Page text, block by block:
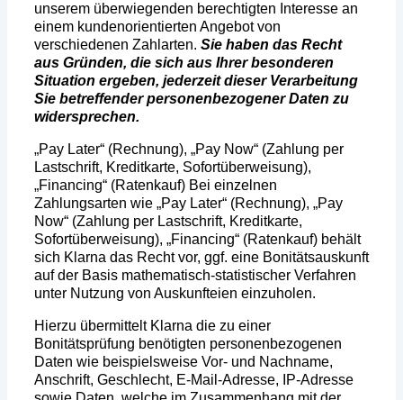
unserem überwiegenden berechtigten Interesse an
einem kundenorientierten Angebot von
verschiedenen Zahlarten. Sie haben das Recht
aus Gründen, die sich aus Ihrer besonderen
Situation ergeben, jederzeit dieser Verarbeitung
Sie betreffender personenbezogener Daten zu
widersprechen.
„Pay Later“ (Rechnung), „Pay Now“ (Zahlung per
Lastschrift, Kreditkarte, Sofortüberweisung),
„Financing“ (Ratenkauf) Bei einzelnen
Zahlungsarten wie „Pay Later“ (Rechnung), „Pay
Now“ (Zahlung per Lastschrift, Kreditkarte,
Sofortüberweisung), „Financing“ (Ratenkauf) behält
sich Klarna das Recht vor, ggf. eine Bonitätsauskunft
auf der Basis mathematisch-statistischer Verfahren
unter Nutzung von Auskunfteien einzuholen.
Hierzu übermittelt Klarna die zu einer
Bonitätsprüfung benötigten personenbezogenen
Daten wie beispielsweise Vor- und Nachname,
Anschrift, Geschlecht, E-Mail-Adresse, IP-Adresse